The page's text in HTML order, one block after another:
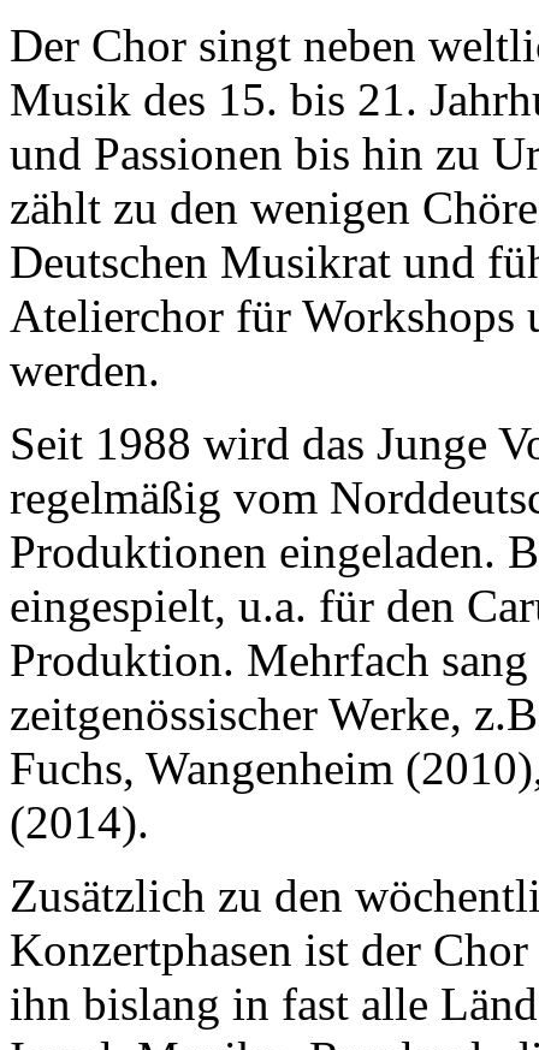
Der Chor singt neben
Musik des 15. bis 21.
und Passionen bis hin zu
zählt zu den wenigen
Deutschen Musikrat und
Atelierchor für Workshops
werden.
Seit 1988 wird das Junge
regelmäßig vom
Produktionen eingeladen.
eingespielt, u.a. für den
Produktion. Mehrfach
zeitgenössischer Werke,
Fuchs, Wangenheim
(2014).
Zusätzlich zu den
Konzertphasen ist der
ihn bislang in fast alle